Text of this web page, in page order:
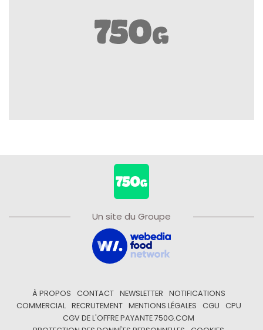
Un site du Groupe
À PROPOS CONTACT NEWSLETTER
NOTIFICATIONS
COMMERCIAL
RECRUTEMENT MENTIONS LÉGALES CGU
CPU
CGV DE L'OFFRE PAYANTE 750G.COM